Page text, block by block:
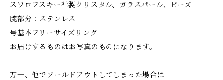
スワロフスキー社製クリスタル、ガラスパール、ビーズ
腕部分：ステンレス
号基本フリーサイズリング
お届けするものはお写真のものになります。
万一、他でソールドアウトしてしまった場合は